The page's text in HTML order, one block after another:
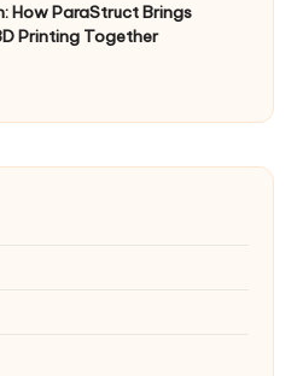
How ParaStruct Brings
Printing Together